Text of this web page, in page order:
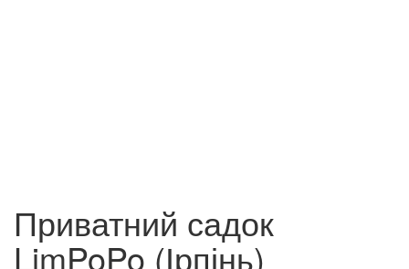
Приватний садок
LimPoPo (Ірпінь)